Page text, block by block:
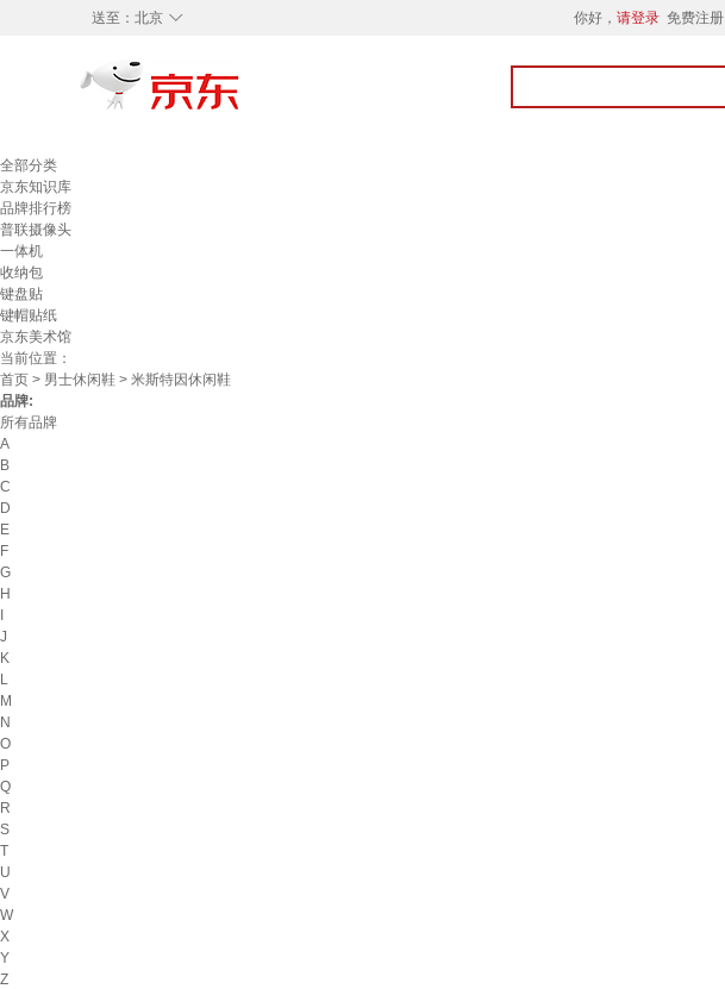
◇
送至： 北京 你好， 请登录 免费注册
全部分类
京东知识库
品牌排行榜
普联摄像头
一体机
收纳包
键盘贴
键帽贴纸
京东美术馆
当前位置：
首页 > 男士休闲鞋 > 米斯特因休闲鞋
品牌:
所有品牌
A
B
C
D
E
F
G
H
J
K
L
M
N
O
P
Q
R
S
T
U
V
W
X
Y
Z